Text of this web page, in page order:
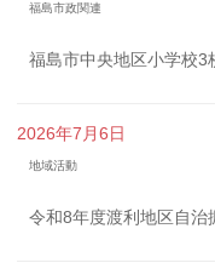
福島市政関連
福島市中央地区小学校
2026年7月6日
地域活動
令和8年度渡利地区自治